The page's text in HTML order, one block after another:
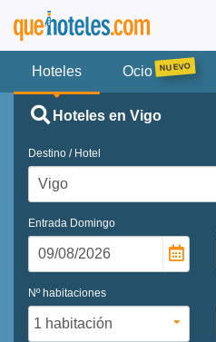
Hoteles Ocio
Hoteles en Vigo
Destino / Hotel
Entrada Domingo
Nº habitaciones